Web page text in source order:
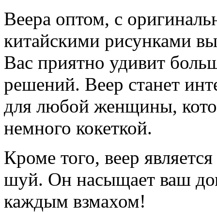
Веера оптом, с
китайскими рисунками
Вас приятно удивит
решений. Веер станет
для любой женщины,
немного кокеткой.
Кроме того, веер
шуй. Он насыщает ваш
каждым взмахом!